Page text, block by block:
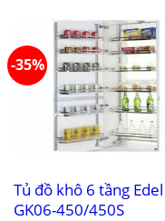
-35%
Tủ đồ khô 6 tầng Edel
GK06-450/450S